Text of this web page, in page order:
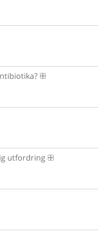
utfordring